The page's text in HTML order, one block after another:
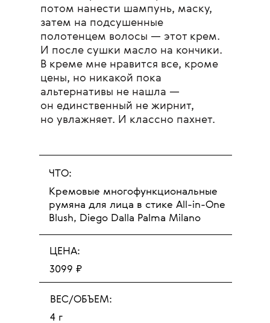
потом нанести шампунь, маску,
затем на подсушенные
полотенцем волосы — этот крем.
И после сушки масло на кончики.
В креме мне нравится все, кроме
цены, но никакой пока
альтернативы не нашла —
он единственный не жирнит,
но увлажняет. И классно пахнет.
ЧТО:
Кремовые многофункциональные
румяна для лица в стике All-in-One
Blush, Diego Dalla Palma Milano
ЦЕНА:
3099 ₽
ВЕС/ОБЪЕМ:
4 г